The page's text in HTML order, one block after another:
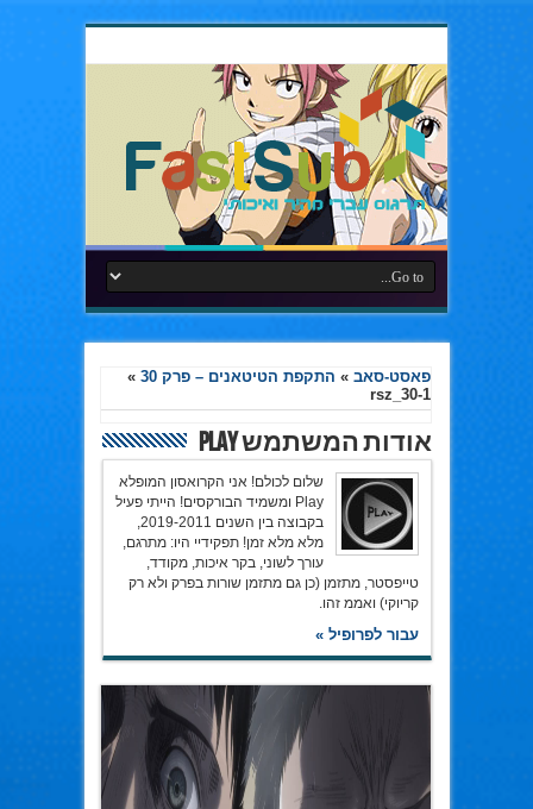
פאסט-סאב » התקפת הטיטאנים – פרק 30
»
rsz_30-1
אודות המשתמש Play
שלום לכולם! אני הקרואסון המופלא
Play ומשמיד הבורקסים! הייתי פעיל
בקבוצה בין השנים 2019-2011,
מלא מלא זמן! תפקידיי היו: מתרגם,
עורך לשוני, בקר איכות, מקודד,
טייפסטר, מתזמן (כן גם מתזמן שורות בפרק ולא רק
קריוקי) ואממ זהו.
עבור לפרופיל »